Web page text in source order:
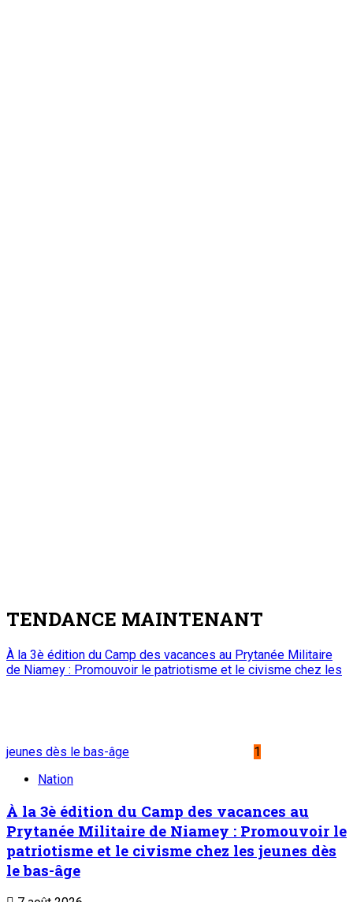
TENDANCE MAINTENANT
À la 3è édition du Camp des vacances au Prytanée Militaire
de Niamey : Promouvoir le patriotisme et le civisme chez les
jeunes dès le bas-âge
1
Nation
À la 3è édition du Camp des vacances au
Prytanée Militaire de Niamey : Promouvoir le
patriotisme et le civisme chez les jeunes dès
le bas-âge